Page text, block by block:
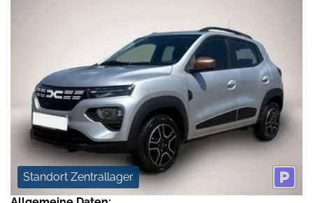
Standort Zentrallager